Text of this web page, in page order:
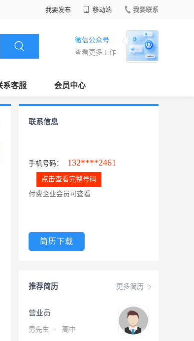
我要发布 移动端 我要联系
微信公众号
查看更多工作
系客服 会员中心
联系信息
手机号码： 132****2461
点击查看完整号码
付费企业会员可查看
简历下载
更多简历
推荐简历
营业员
男先生 · 高中